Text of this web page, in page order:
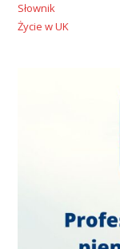
Słownik
Życie w UK